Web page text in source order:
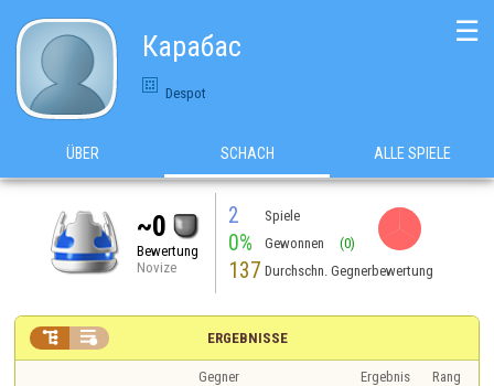
Карабас
Despot
☰
ÜBER SCHACH ALLE SPIELE
~0
Bewertung
Novize
2 Spiele
0% Gewonnen (0)
137 Durchschn. Gegnerbewertung
ERGEBNISSE
 
Gegner Ergebnis
Rang